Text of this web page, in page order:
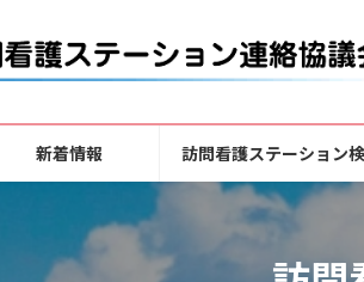
新着情報 訪問看護ステーション